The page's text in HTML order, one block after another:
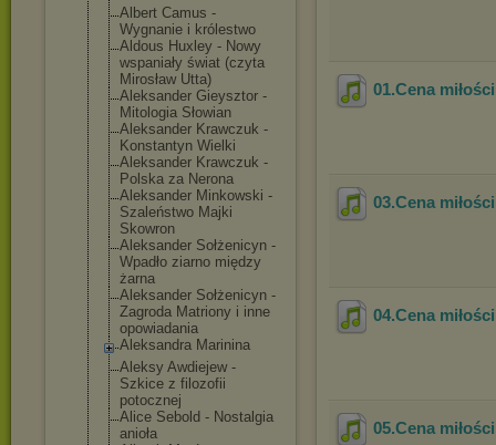
Albert Camus -
Wygnanie i królestwo
Aldous Huxley - Nowy
wspaniały świat (czyta
Mirosław Utta)
Aleksander Gieysztor -
Mitologia Słowian
Aleksander Krawczuk -
Konstantyn Wielki
Aleksander Krawczuk -
Polska za Nerona
Aleksander Minkowski -
Szaleństwo Majki
Skowron
Aleksander Sołżenicyn -
Wpadło ziarno między
żarna
Aleksander Sołżenicyn -
Zagroda Matriony i inne
opowiadania
Aleksandra Marinina
Aleksy Awdiejew -
Szkice z filozofii
potocznej
Alice Sebold - Nostalgia
anioła
01.Cena miłości
03.Cena miłości
04.Cena miłości
05.Cena miłości